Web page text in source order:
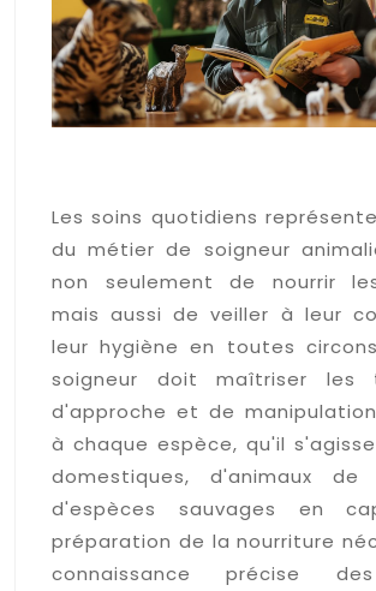
Les soins quotidiens
du métier de soigneur
non seulement de nourrir
mais aussi de veiller à leur
leur hygiène en toutes
soigneur doit maîtriser les
d'approche et de
à chaque espèce, qu'il
domestiques, d'animaux
d'espèces sauvages en
préparation de la nourriture
connaissance précise